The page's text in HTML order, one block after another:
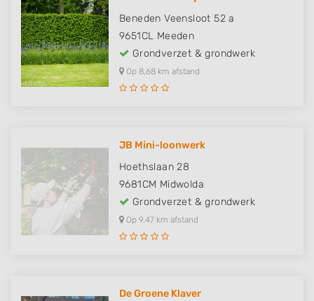
Beneden Veensloot 52 a
9651CL Meeden
Grondverzet & grondwerk
Op 8,68 km afstand
JB Mini-loonwerk
Hoethslaan 28
9681CM Midwolda
Grondverzet & grondwerk
Op 9,47 km afstand
De Groene Klaver